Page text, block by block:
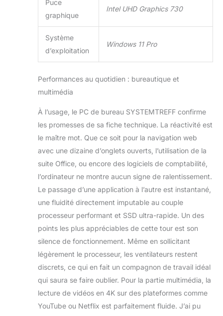
livraison pour
impeccable.
Puce
graphique
Intel UHD Graphics 730
Système
d’exploitation
Windows 11 Pro
Performances au quotidien : bureautique et
multimédia
À l’usage, le PC de bureau SYSTEMTREFF confirme
les promesses de sa fiche technique. La réactivité est
le maître mot. Que ce soit pour la navigation web
avec une dizaine d’onglets ouverts, l’utilisation de la
suite Office, ou encore des logiciels de comptabilité,
l’ordinateur ne montre aucun signe de ralentissement.
Le passage d’une application à l’autre est instantané,
une fluidité directement imputable au couple
processeur performant et SSD ultra-rapide. Un des
points les plus appréciables de cette tour est son
silence de fonctionnement. Même en sollicitant
légèrement le processeur, les ventilateurs restent
discrets, ce qui en fait un compagnon de travail idéal
qui saura se faire oublier. Pour la partie multimédia, la
lecture de vidéos en 4K sur des plateformes comme
YouTube ou Netflix est parfaitement fluide. J’ai pu